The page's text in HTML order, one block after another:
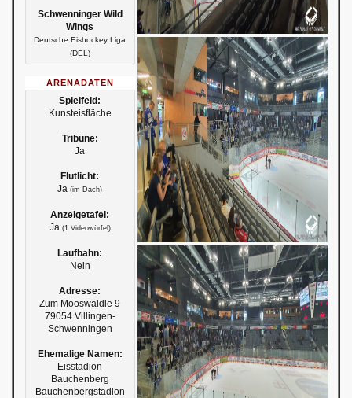
Schwenninger Wild
Wings
Deutsche Eishockey Liga
(DEL)
ARENADATEN
Spielfeld:
Kunsteisfläche
Tribüne:
Ja
Flutlicht:
Ja (im Dach)
Anzeigetafel:
Ja (1 Videowürfel)
Laufbahn:
Nein
Adresse:
Zum Mooswäldle 9
79054 Villingen-
Schwenningen
Ehemalige Namen:
Eisstadion
Bauchenberg
Bauchenbergstadion